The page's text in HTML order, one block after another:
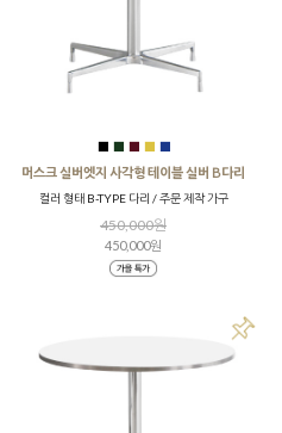
■ ■ ■ ■ ■
머스크 실버엣지 사각형 테이블 실버 B다리
컬러 형태 B-TYPE 다리 / 주문 제작 가구
450,000원
450,000원